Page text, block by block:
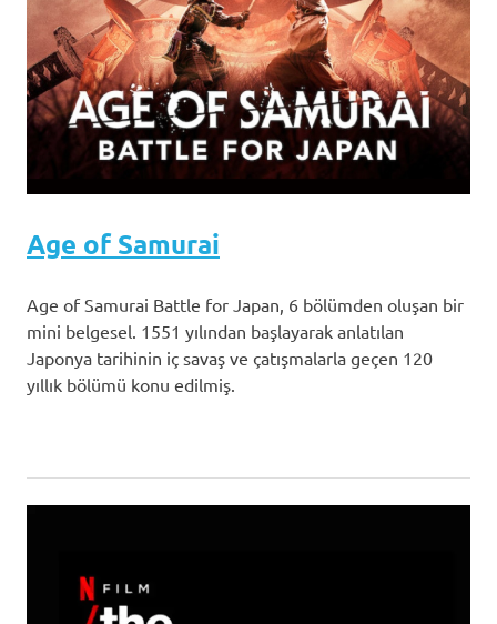
Age of Samurai
Age of Samurai Battle for Japan, 6 bölümden oluşan bir
mini belgesel. 1551 yılından başlayarak anlatılan
Japonya tarihinin iç savaş ve çatışmalarla geçen 120
yıllık bölümü konu edilmiş.